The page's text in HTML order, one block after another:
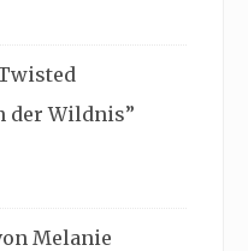
der Wildnis”
Melanie